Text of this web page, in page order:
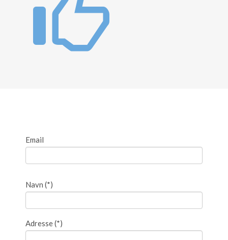
Email
Navn (*)
Adresse(*)